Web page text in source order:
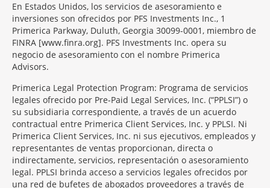
En Estados Unidos, los servicios de asesoramiento e
inversiones son ofrecidos por PFS Investments Inc., 1
Primerica Parkway, Duluth, Georgia 30099-0001, miembro de
FINRA [www.finra.org]. PFS Investments Inc. opera su
negocio de asesoramiento con el nombre Primerica
Advisors.
Primerica Legal Protection Program: Programa de servicios
legales ofrecido por Pre-Paid Legal Services, Inc. (“PPLSI”) o
su subsidiaria correspondiente, a través de un acuerdo
contractual entre Primerica Client Services, Inc. y PPLSI. Ni
Primerica Client Services, Inc. ni sus ejecutivos, empleados y
representantes de ventas proporcionan, directa o
indirectamente, servicios, representación o asesoramiento
legal. PPLSI brinda acceso a servicios legales ofrecidos por
una red de bufetes de abogados proveedores a través de